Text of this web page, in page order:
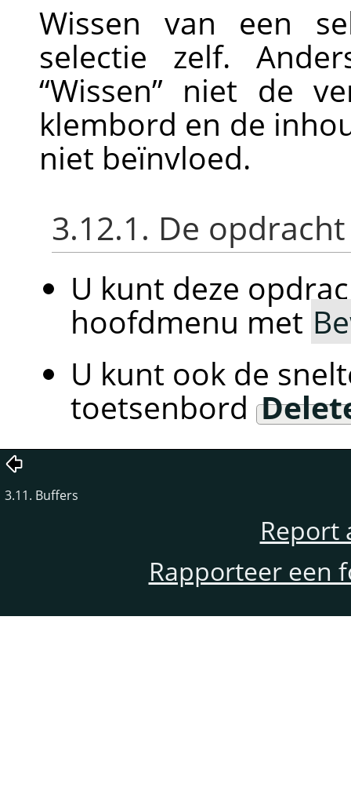
Wissen van een
selectie zelf.
“Wissen” niet de
klembord en de
niet beïnvloed.
3.12.1. De
U kunt deze
hoofdmenu met
U kunt ook de
toetsenbord
3.11. Buffers
Report
Rapporteer een